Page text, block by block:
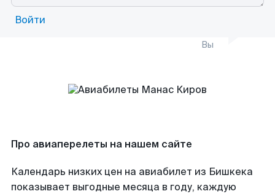
Войти
Вы
Про авиаперелеты на нашем сайте
Календарь низких цен на авиабилет из Бишкека
показывает выгодные месяца в году, каждую